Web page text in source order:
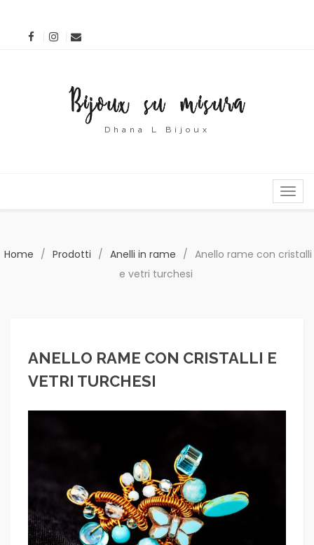
Dhana L Bijoux
MENU
Home / Prodotti / Anelli in rame / Anello rame con cristalli
e vetri turchesi
ANELLO RAME CON CRISTALLI E
VETRI TURCHESI